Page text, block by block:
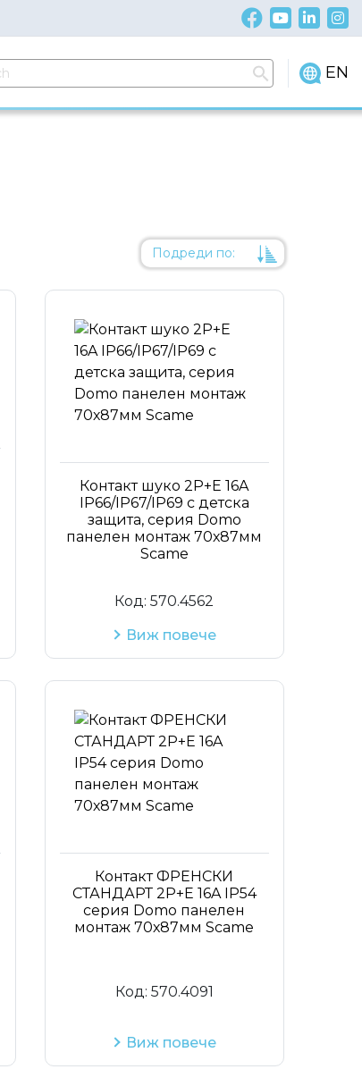
EN
Подреди по:
Уместност
Име
Код на артикул
Код на артикул
Контакт шуко 2P+Е 16A
IP66/IP67/IP69 с детска
защита, серия Domo
панелен монтаж 70х87мм
Scame
Код:570.4562
Виж повече
Контакт ФРЕНСКИ
СТАНДАРТ 2P+Е 16A IP54
серия Domo панелен
монтаж 70х87мм Scame
Код: 570.4091
Виж повече